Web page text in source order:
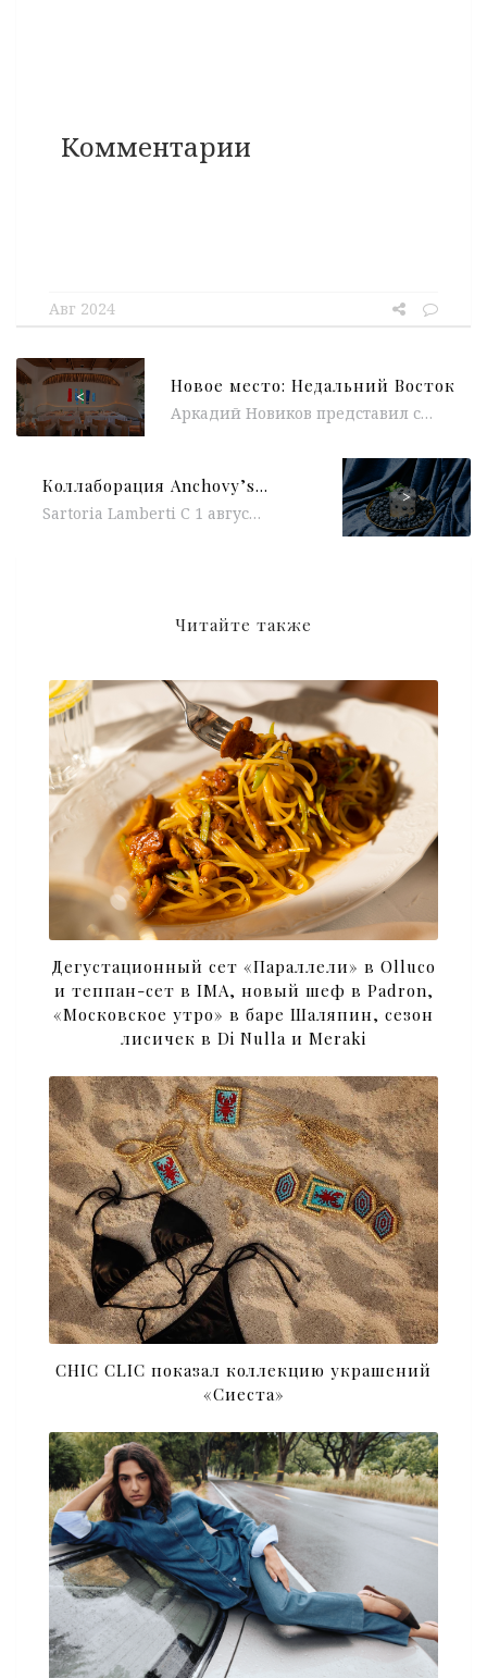
Комментарии
Авг 2024
<
Новое место: Недальний Восток
Аркадий Новиков представил свой новый проект — ресторан «Недальний Восток». В одном пространстве предстали Средняя и Ближняя Азия, Кавказ и...
Коллаборация Anchovy’s Club x ZASPORT, летний гриль-бранч в Eno Bistro, кинопоказ в EVA, азиатский уикенд SEPTA x Hands Asian Bistro
Sartoria Lamberti С 1 августа в Sartoria Lamberti стартует заключительная часть коллаборации с брендом EDEM Couture и свадебные платья из...
>
Читайте также
Дегустационный сет «Параллели» в Olluco
и теппан-сет в IMA, новый шеф в Padron,
«Московское утро» в баре Шаляпин, сезон
лисичек в Di Nulla и Meraki
CHIC CLIC показал коллекцию украшений
«Сиеста»